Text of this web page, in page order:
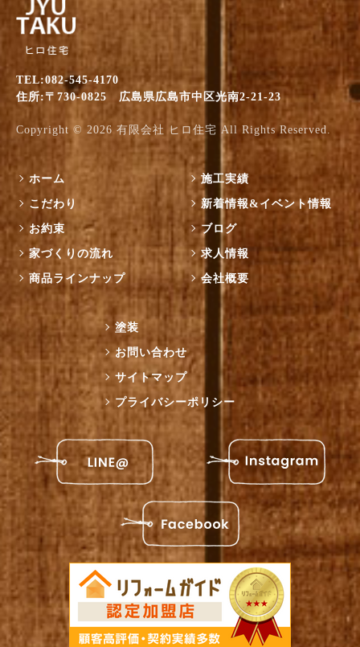
TEL:082-545-4170
住所:〒730-0825 広島県広島市中区光南2-21-23
Copyright © 2026 有限会社 ヒロ住宅 All Rights Reserved.
ホーム
こだわり
お約束
家づくりの流れ
商品ラインナップ
施工実績
新着情報&イベント情報
ブログ
求人情報
会社概要
塗装
お問い合わせ
サイトマップ
プライバシーポリシー